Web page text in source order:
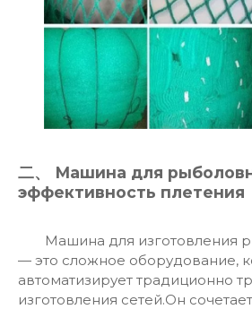
二、 Машина для
эффективность плетения
Машина для изготовления
— это сложное оборудование,
автоматизирует традиционно
изготовления сетей.Он